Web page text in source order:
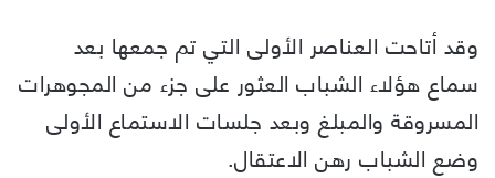
وقد أتاحت العناصر الأولى التي تم جمعها بعد
سماع هؤلاء الشباب العثور على جزء من المجوهرات
المسروقة والمبلغ وبعد جلسات الاستماع الأولى
وضع الشباب رهن الاعتقال.